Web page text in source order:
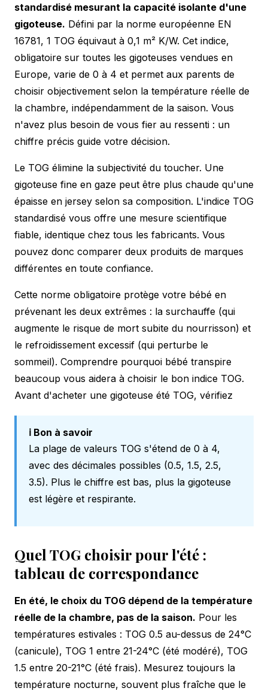
standardisé mesurant la capacité isolante d'une
gigoteuse. Défini par la norme européenne EN
16781, 1 TOG équivaut à 0,1 m² K/W. Cet indice,
obligatoire sur toutes les gigoteuses vendues en
Europe, varie de 0 à 4 et permet aux parents de
choisir objectivement selon la température réelle de
la chambre, indépendamment de la saison. Vous
n'avez plus besoin de vous fier au ressenti : un
chiffre précis guide votre décision.
Le TOG élimine la subjectivité du toucher. Une
gigoteuse fine en gaze peut être plus chaude qu'une
épaisse en jersey selon sa composition. L'indice TOG
standardisé vous offre une mesure scientifique
fiable, identique chez tous les fabricants. Vous
pouvez donc comparer deux produits de marques
différentes en toute confiance.
Cette norme obligatoire protège votre bébé en
prévenant les deux extrêmes : la surchauffe (qui
augmente le risque de mort subite du nourrisson) et
le refroidissement excessif (qui perturbe le
sommeil). Comprendre pourquoi bébé transpire
beaucoup vous aidera à choisir le bon indice TOG.
Avant d'acheter une gigoteuse été TOG, vérifiez
ℹ️ Bon à savoir
La plage de valeurs TOG s'étend de 0 à 4,
avec des décimales possibles (0.5, 1.5, 2.5,
3.5). Plus le chiffre est bas, plus la gigoteuse
est légère et respirante.
Quel TOG choisir pour l'été :
tableau de correspondance
En été, le choix du TOG dépend de la température
réelle de la chambre, pas de la saison. Pour les
températures estivales : TOG 0.5 au-dessus de 24°C
(canicule), TOG 1 entre 21-24°C (été modéré), TOG
1.5 entre 20-21°C (été frais). Mesurez toujours la
température nocturne, souvent plus fraîche que le